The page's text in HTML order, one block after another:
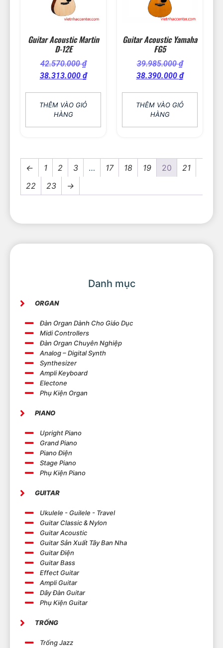
Danh mục
ORGAN
Đàn Organ Dành Cho Giáo Dục
Midi Controllers
Đàn Organ Chuyên Nghiệp
Analog – Digital Synth
Synthesizer
Ampli Keyboard
Electone
Phụ Kiện Organ
PIANO
Upright Piano
Grand Piano
Piano Điện
Stage Piano
Phụ Kiện Piano
GUITAR
Ukulele - Guilele - Travel
Guitar Classic & Nylon
Guitar Acoustic
Guitar Sản Xuất Tây Ban Nha
Guitar Điện
Guitar Bass
Effect Guitar
Ampli Guitar
Dây Đàn Guitar
Phụ Kiện Guitar
TRỐNG
Trống Jazz
Guitar Acoustic Martin
D-12E
42.570.000₫
38.313.000 ₫
THÊM VÀO GIỎ
HÀNG
Guitar Acoustic Yamaha
FG5
39.985.000₫
38.390.000 ₫
THÊM VÀO GIỎ
HÀNG
← 1 2 3 … 17 18 19 20
21
22
23 →